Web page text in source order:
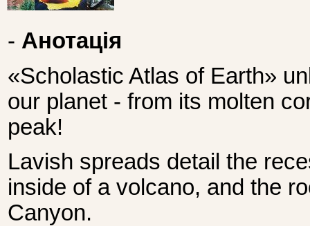
- Анотація
«Scholastic Atlas of Earth»
our planet - from its molten
peak!
Lavish spreads detail the
inside of a volcano, and the
Canyon.